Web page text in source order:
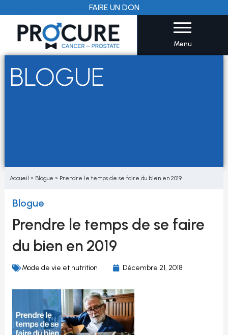
au
contenu
FAIRE UN DON
Menu
BLOGUE
Accueil » Blogue » Prendre le temps de se faire du bien en 2019
Blogue
Prendre le temps de se faire
du bien en 2019
Mode de vie et nutrition Décembre 21, 2018